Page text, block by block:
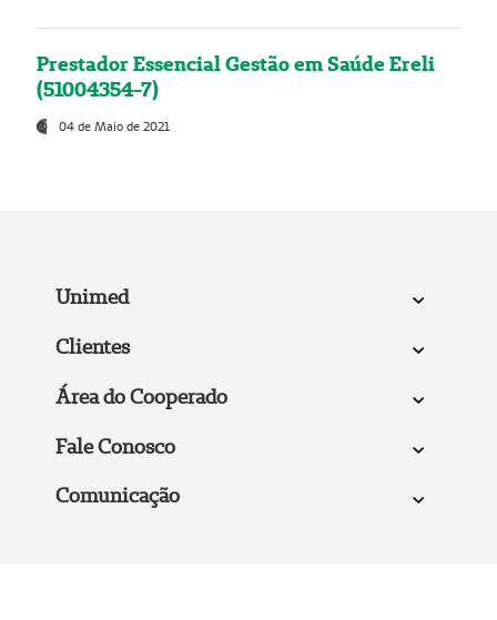
Prestador Essencial Gestão em Saúde Ereli
(51004354-7)
04 de Maio de 2021
Unimed
Clientes
Área do Cooperado
Fale Conosco
Comunicação